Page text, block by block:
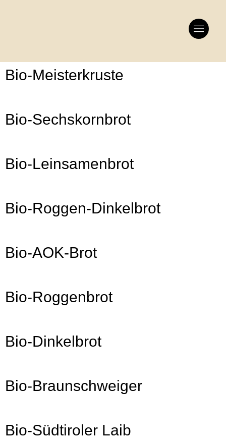
Bio-Meisterkruste
Bio-Sechskornbrot
Bio-Leinsamenbrot
Bio-Roggen-Dinkelbrot
Bio-AOK-Brot
Bio-Roggenbrot
Bio-Dinkelbrot
Bio-Braunschweiger
Bio-Südtiroler Laib